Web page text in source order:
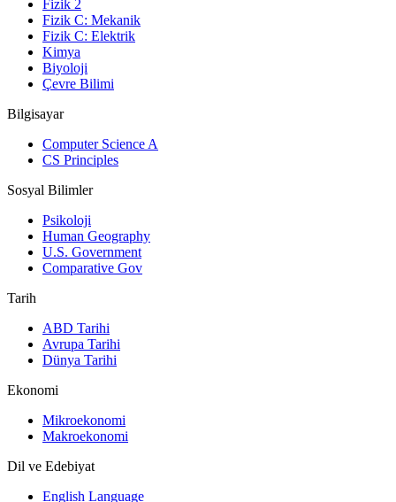
Fizik 2
Fizik C: Mekanik
Fizik C: Elektrik
Kimya
Biyoloji
Çevre Bilimi
Bilgisayar
Computer Science A
CS Principles
Sosyal Bilimler
Psikoloji
Human Geography
U.S. Government
Comparative Gov
Tarih
ABD Tarihi
Avrupa Tarihi
Dünya Tarihi
Ekonomi
Mikroekonomi
Makroekonomi
Dil ve Edebiyat
English Language